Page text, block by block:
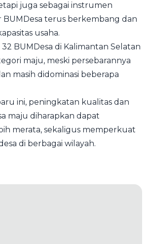
juga sebagai instrumen
BUMDesa terus berkembang dan
usaha.
BUMDesa di Kalimantan Selatan
maju, meski persebarannya
masih didominasi beberapa
ini, peningkatan kualitas dan
maju diharapkan dapat
merata, sekaligus memperkuat
di berbagai wilayah.